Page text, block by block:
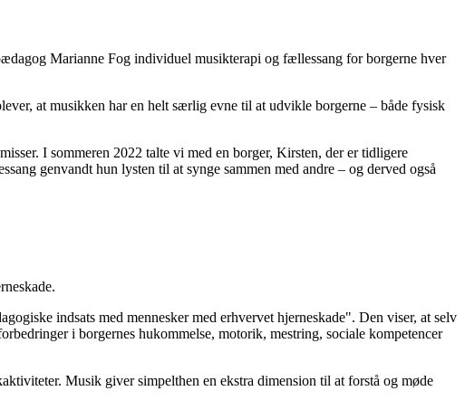
Marianne Fog individuel musikterapi og fællessang for borgerne hver
at musikken har en helt særlig evne til at udvikle borgerne – både fysisk
I sommeren 2022 talte vi med en borger, Kirsten, der er tidligere
genvandt hun lysten til at synge sammen med andre – og derved også
indsats med mennesker med erhvervet hjerneskade". Den viser, at selv
i borgernes hukommelse, motorik, mestring, sociale kompetencer
Musik giver simpelthen en ekstra dimension til at forstå og møde